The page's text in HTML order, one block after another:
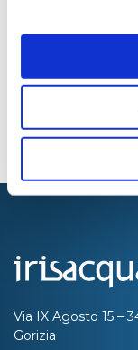
Via IX Agosto 15 –
Gorizia